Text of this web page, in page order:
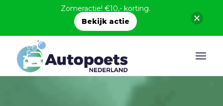
Zomeractie! €10,- korting.
Bekijk actie